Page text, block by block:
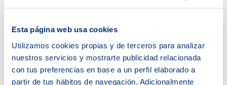
Esta página web usa cookies
Utilizamos cookies propias y de terceros para analizar
nuestros servicios y mostrarte publicidad relacionada
con tus preferencias en base a un perfil elaborado a
partir de tus hábitos de navegación. Adicionalmente
Instalaciones generales
A excepción de los contadores, que solo puede
manipular Aigües de Barcelona, esta parte de la
instalación es responsabilidad del cliente y, por tanto, es